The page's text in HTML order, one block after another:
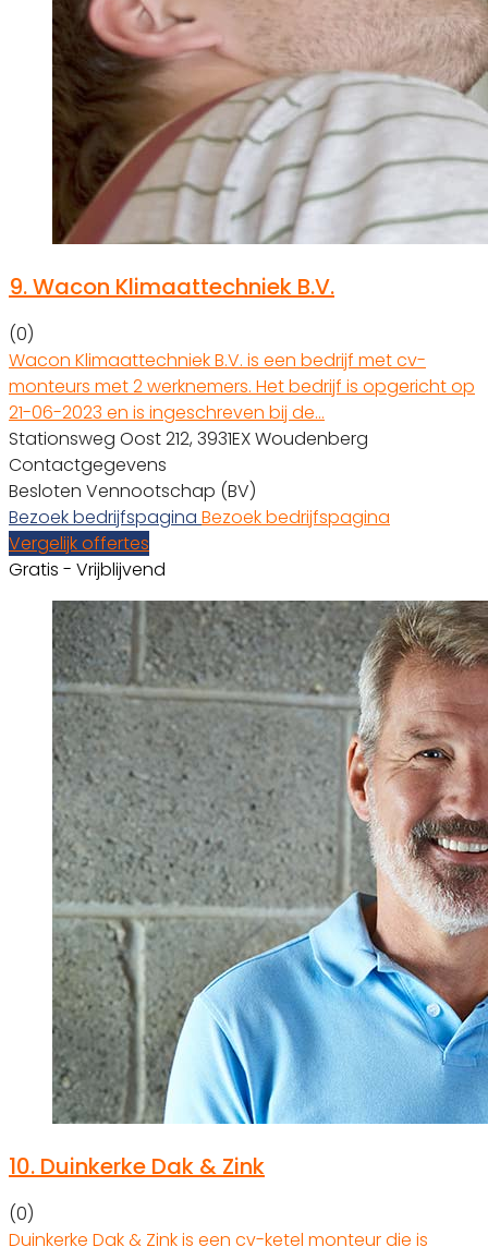
9.Wacon Klimaattechniek B.V.
(0)
Wacon Klimaattechniek B.V. is een bedrijf met cv-
monteurs met 2 werknemers. Het bedrijf is opgericht op
21-06-2023 en is ingeschreven bij de…
Stationsweg Oost 212, 3931EX Woudenberg
Contactgegevens
Besloten Vennootschap (BV)
Bezoek bedrijfspagina Bezoek bedrijfspagina
Vergelijk offertes
Gratis - Vrijblijvend
10. Duinkerke Dak & Zink
(0)
Duinkerke Dak & Zink is een cv-ketel monteur die is